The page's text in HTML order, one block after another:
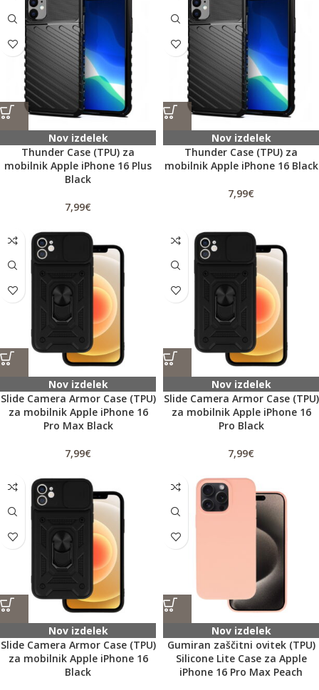
Nov izdelek
Thunder Case (TPU) za
mobilnik Apple iPhone 16 Plus
Black
7,99€
Nov izdelek
Thunder Case (TPU) za
mobilnik Apple iPhone 16 Black
7,99€
Nov izdelek
Slide Camera Armor Case (TPU)
za mobilnik Apple iPhone 16
Pro Max Black
7,99€
Nov izdelek
Slide Camera Armor Case (TPU)
za mobilnik Apple iPhone 16
Pro Black
7,99€
Nov izdelek
Slide Camera Armor Case (TPU)
za mobilnik Apple iPhone 16
Black
Nov izdelek
Gumiran zaščitni ovitek (TPU)
Silicone Lite Case za Apple
iPhone 16 Pro Max Peach